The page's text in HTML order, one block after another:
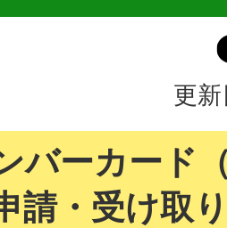
更
バーカード
請・受け取